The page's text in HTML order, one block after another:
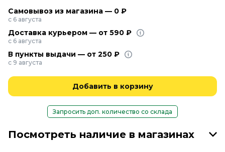
Самовывоз из магазина — 0 ₽
с 6 августа
Доставка курьером — от 590 ₽
с 6 августа
В пункты выдачи — от 250 ₽
с 9 августа
Добавить в корзину
Запросить доп. количество со склада
Посмотреть наличие в магазинах